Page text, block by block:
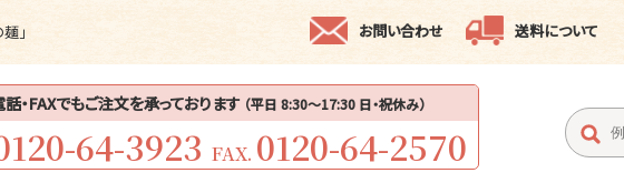
」 お問い合わせ 送料について
話・FAXでもご注文を承っております （平日 8:30〜17:30 日・祝休み）
64-3923 FAX. 0120-64-2570